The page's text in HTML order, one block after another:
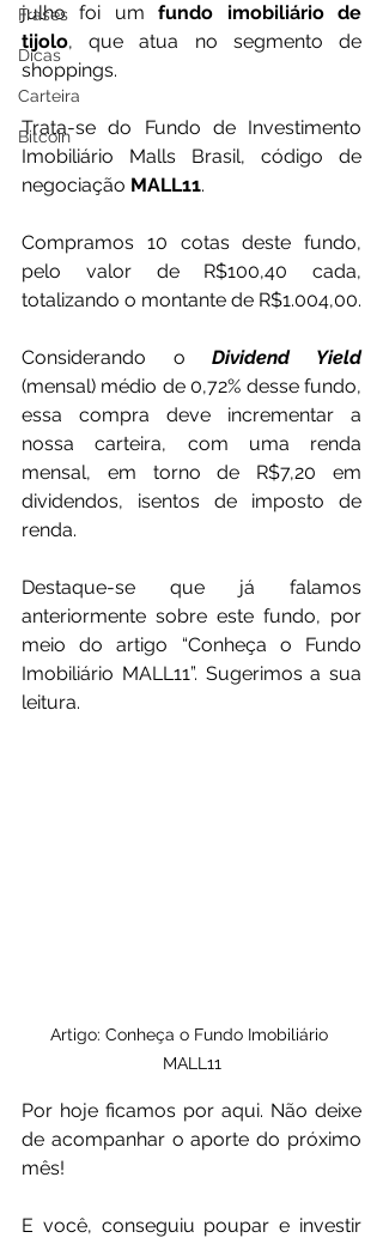
Frases
Dicas
Carteira
Bitcoin
julho foi um fundo imobiliário de
tijolo, que atua no segmento de
shoppings.
Trata-se do Fundo de Investimento
Imobiliário Malls Brasil, código de
negociação MALL11.
Compramos 10 cotas deste fundo,
pelo valor de R$100,40 cada,
totalizando o montante de R$1.004,00.
Considerando o Dividend Yield
(mensal) médio de 0,72% desse fundo,
essa compra deve incrementar a
nossa carteira, com uma renda
mensal, em torno de R$7,20 em
dividendos, isentos de imposto de
renda.
Destaque-se que já falamos
anteriormente sobre este fundo, por
meio do artigo “Conheça o Fundo
Imobiliário MALL11”. Sugerimos a sua
leitura.
Artigo: Conheça o Fundo Imobiliário
MALL11
Por hoje ficamos por aqui. Não deixe
de acompanhar o aporte do próximo
mês!
E você, conseguiu poupar e investir